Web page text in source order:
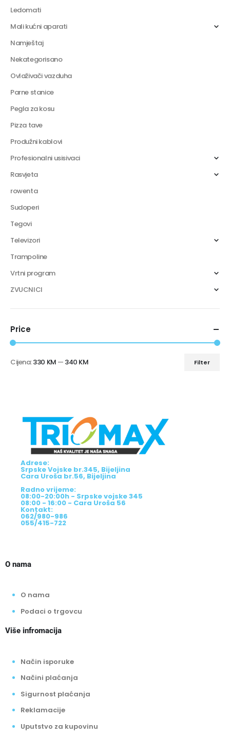
Ledomati
Mali kućni aparati
Namještaj
Nekategorisano
Ovlaživači vazduha
Parne stanice
Pegla za kosu
Pizza tave
Produžni kablovi
Profesionalni usisivaci
Rasvjeta
rowenta
Sudoperi
Tegovi
Televizori
Trampoline
Vrtni program
ZVUCNICI
Price
Filter
Cijena:330 KM — 340 KM
Adrese:
Srpske Vojske br.345, Bijeljina
Cara Uroša br.56, Bijeljina
Radno vrijeme:
08:00-20:00h - Srpske vojske 345
08:00 - 16:00 - Cara Uroša 56
Kontakt:
062/980-986
055/415-722
O nama
O nama
Podaci o trgovcu
Više infromacija
Način isporuke
Načini plaćanja
Sigurnost plaćanja
Reklamacije
Uputstvo za kupovinu